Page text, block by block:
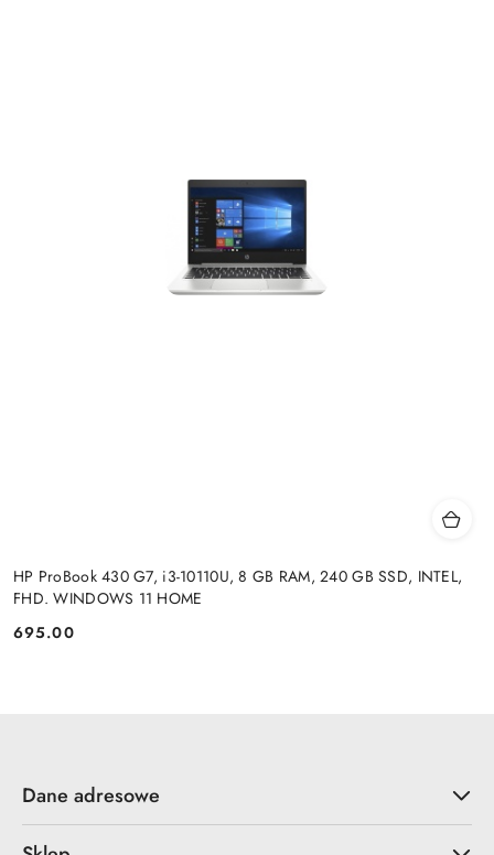
HP ProBook 430 G7, i3-10110U, 8 GB RAM, 240 GB SSD, INTEL,
FHD. WINDOWS 11 HOME
Cena:
695.00
Dane adresowe